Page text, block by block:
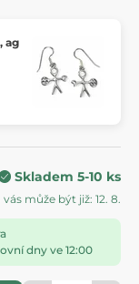
ag
Skladem 5-10 ks
vás může být již: 12. 8.
dny ve 12:00